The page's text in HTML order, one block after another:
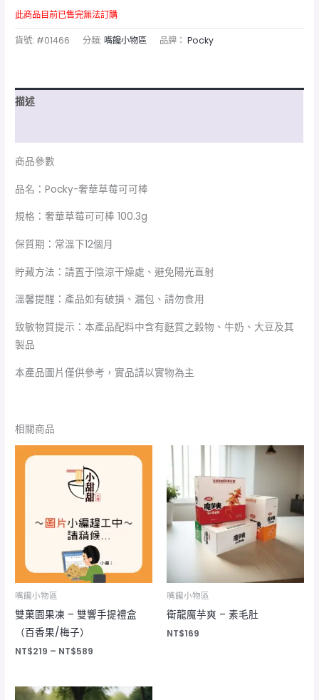
此商品目前已售完無法訂購
貨號: #01466 分類:嘴饞小物區 品牌：Pocky
描述
商品參數
品名：Pocky-奢華草莓可可棒
規格：奢華草莓可可棒 100.3g
保質期：常溫下12個月
貯藏方法：請置于陰涼干燥處、避免陽光直射
溫馨提醒：產品如有破損、漏包、請勿食用
致敏物質提示：本產品配料中含有麩質之穀物、牛奶、大豆及其
製品
本產品圖片僅供參考，實品請以實物為主
相關商品
嘴饞小物區
雙菓園果凍 – 雙響手提禮盒
（百香果/梅子）
NT$219 – NT$589
範
圍：
NT$219
NT$589
嘴饞小物區
衛龍魔芋爽 – 素毛肚
NT$169
價